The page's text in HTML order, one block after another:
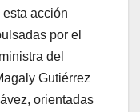
acción
por el
del
Gutiérrez
orientadas